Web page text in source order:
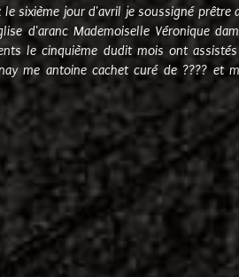
sixième jour d'avril je soussigné prêtre
d'aranc Mademoiselle Véronique
le cinquième dudit mois ont
me antoine cachet curé de ???? et